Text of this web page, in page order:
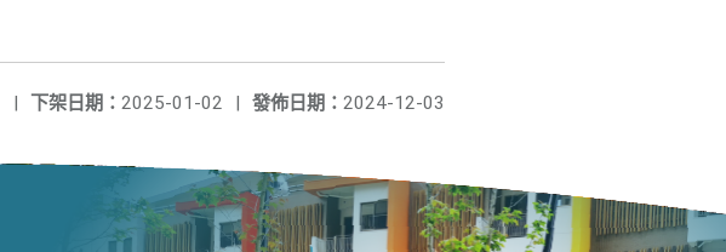
發佈日期： 2024-12-03
下架日期： 2025-01-02 |
|